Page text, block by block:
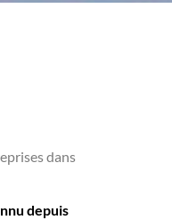
dans
depuis